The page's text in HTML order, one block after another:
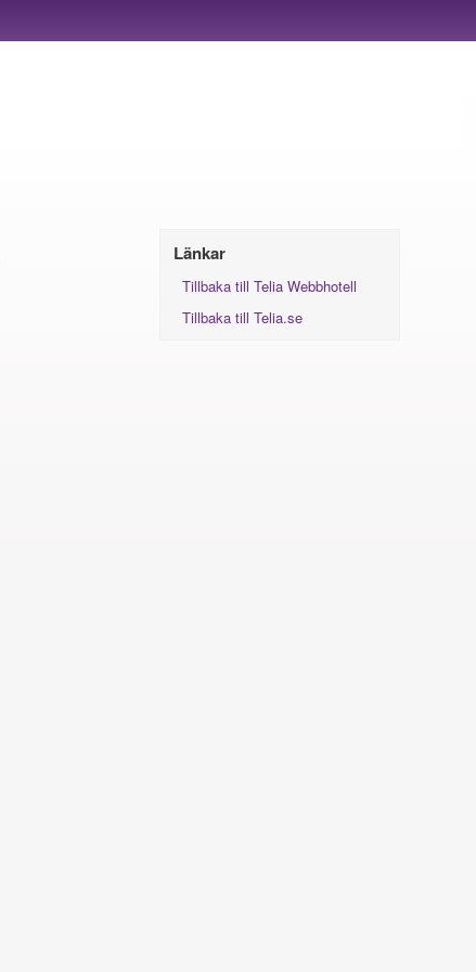
Länkar
Tillbaka till Telia Webbhotell
Tillbaka till Telia.se